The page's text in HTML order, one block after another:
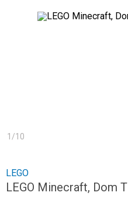
1 /10
LEGO
LEGO Minecraft, Dom